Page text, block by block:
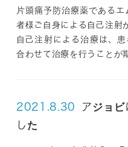
片頭痛予防治療薬である
者様ご自身による自己注射
自己注射による治療は、
合わせて治療を行うことが
2021.8.30
アジョビ
した